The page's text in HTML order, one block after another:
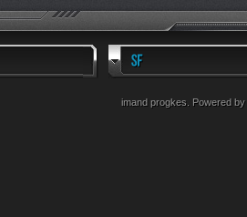
imand progkes. Powered by